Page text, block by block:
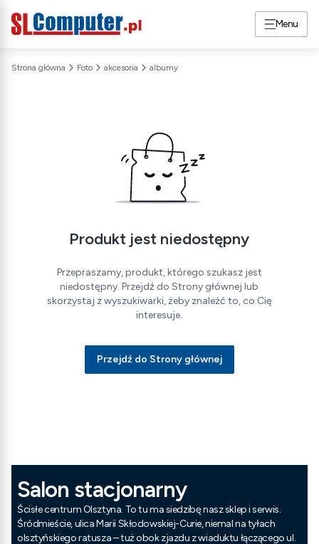
Menu
Strona główna Foto akcesoria albumy
Produkt jest niedostępny
Przepraszamy, produkt, którego szukasz jest
niedostępny. Przejdź do Strony głównej lub
skorzystaj z wyszukiwarki, żeby znaleźć to, co Cię
interesuje.
Przejdź do Strony głównej
Salon stacjonarny
Ścisłe centrum Olsztyna. To tu ma siedzibę nasz sklep i serwis.
Śródmieście, ulica Marii Skłodowskiej-Curie, niemal na tyłach
olsztyńskiego ratusza – tuż obok zjazdu z wiaduktu łączącego ul.